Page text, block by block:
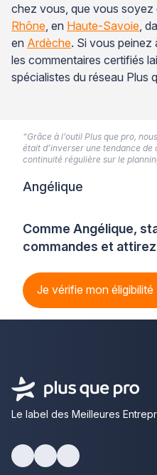
chez vous, que vous soyez
Rhône , en Haute-Savoie ,
en Ardèche. Si vous peinez
les commentaires certifiés
spécialistes du réseau Plus
Comme Angélique,
commandes et
Je vérifie mon éligibilité
“Grâce à l’outil Plus que pro,
était d’inverser une tendance de
continuité régulière sur le
Angélique
Le label des Meilleures